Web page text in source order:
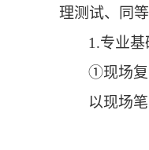
理测试、同
1.专业基
①现场复
以现场